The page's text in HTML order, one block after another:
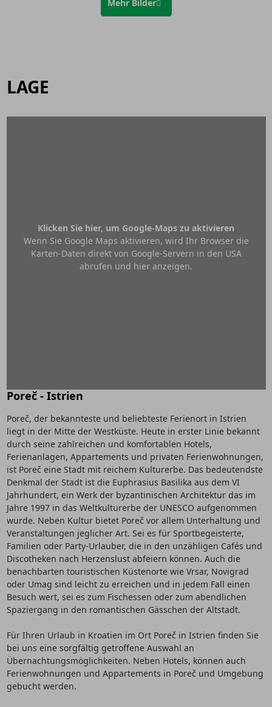
Mehr Bilder
LAGE
Klicken Sie hier, um Google-Maps zu aktivieren
Wenn Sie Google Maps aktivieren, wird Ihr Browser die
Karten-Daten direkt von Google-Servern in den USA
abrufen und hier anzeigen.
Poreč - Istrien
Poreč, der bekannteste und beliebteste Ferienort in Istrien
liegt in der Mitte der Westküste. Heute in erster Linie bekannt
durch seine zahlreichen und komfortablen Hotels,
Ferienanlagen, Appartements und privaten Ferienwohnungen,
ist Poreč eine Stadt mit reichem Kulturerbe. Das bedeutendste
Denkmal der Stadt ist die Euphrasius Basilika aus dem VI
Jahrhundert, ein Werk der byzantinischen Architektur das im
Jahre 1997 in das Weltkulturerbe der UNESCO aufgenommen
wurde. Neben Kultur bietet Poreč vor allem Unterhaltung und
Veranstaltungen jeglicher Art. Sei es für Sportbegeisterte,
Familien oder Party-Urlauber, die in den unzähligen Cafés und
Discotheken nach Herzenslust abfeiern können. Auch die
benachbarten touristischen Küstenorte wie Vrsar, Novigrad
oder Umag sind leicht zu erreichen und in jedem Fall einen
Besuch wert, sei es zum Fischessen oder zum abendlichen
Spaziergang in den romantischen Gässchen der Altstadt.
Für Ihren Urlaub in Kroatien im Ort Poreč in Istrien finden Sie
bei uns eine sorgfältig getroffene Auswahl an
Übernachtungsmöglichkeiten. Neben Hotels, können auch
Ferienwohnungen und Appartements in Poreč und Umgebung
gebucht werden.